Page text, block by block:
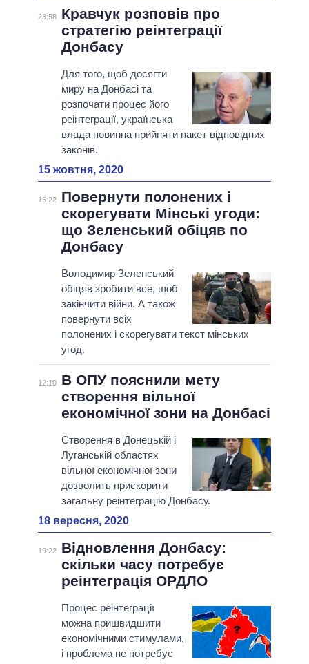
23:58
Кравчук розповів про
стратегію реінтеграції
Донбасу
Для того, щоб досягти
миру на Донбасі та
розпочати процес його
реінтеграції, українська
влада повинна прийняти пакет відповідних
законів.
15 жовтня, 2020
15:22
Повернути полонених і
скорегувати Мінські угоди:
що Зеленський обіцяв по
Донбасу
Володимир Зеленський
обіцяв зробити все, щоб
закінчити війни. А також
повернути всіх
полонених і скорегувати текст мінських
угод.
12:10
В ОПУ пояснили мету
створення вільної
економічної зони на Донбасі
Створення в Донецькій і
Луганській областях
вільної економічної зони
дозволить прискорити
загальну реінтеграцію Донбасу.
18 вересня, 2020
19:22
Відновлення Донбасу:
скільки часу потребує
реінтеграція ОРДЛО
Процес реінтеграції
можна пришвидшити
економічними стимулами,
і проблема не потребує